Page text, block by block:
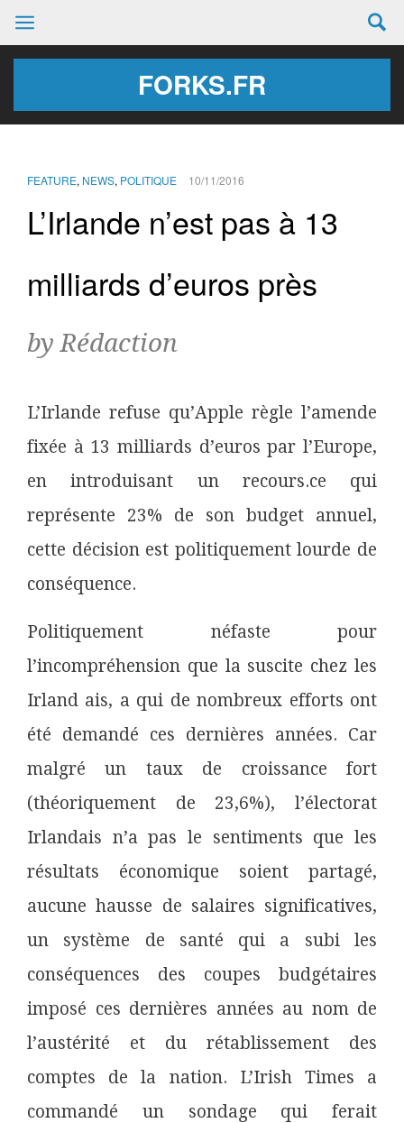
FORKS.FR
FEATURE, NEWS, POLITIQUE 10/11/2016
L’Irlande n’est pas à 13
milliards d’euros près
by Rédaction
L’Irlande refuse qu’Apple règle l’amende
fixée à 13 milliards d’euros par l’Europe,
en introduisant un recours.ce qui
représente 23% de son budget annuel,
cette décision est politiquement lourde de
conséquence.
Politiquement néfaste pour
l’incompréhension que la suscite chez les
Irland ais, a qui de nombreux efforts ont
été demandé ces dernières années. Car
malgré un taux de croissance fort
(théoriquement de 23,6%), l’électorat
Irlandais n’a pas le sentiments que les
résultats économique soient partagé,
aucune hausse de salaires significatives,
un système de santé qui a subi les
conséquences des coupes budgétaires
imposé ces dernières années au nom de
l’austérité et du rétablissement des
comptes de la nation. L’Irish Times a
commandé un sondage qui ferait